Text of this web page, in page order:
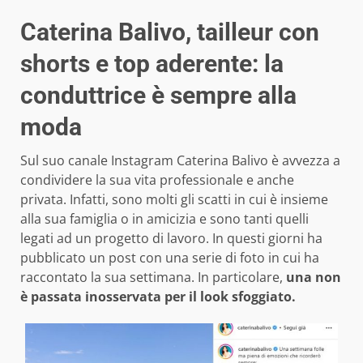
Caterina Balivo, tailleur con
shorts e top aderente: la
conduttrice è sempre alla
moda
Sul suo canale Instagram Caterina Balivo è avvezza a
condividere la sua vita professionale e anche
privata. Infatti, sono molti gli scatti in cui è insieme
alla sua famiglia o in amicizia e sono tanti quelli
legati ad un progetto di lavoro. In questi giorni ha
pubblicato un post con una serie di foto in cui ha
raccontato la sua settimana. In particolare, una non
è passata inosservata per il look sfoggiato.